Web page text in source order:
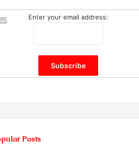
Enter your email address:
Posts